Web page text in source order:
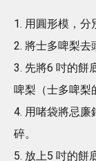
1. 用圓形模，分
2. 將士多啤梨去
3. 先將6 吋的餅
啤梨（士多啤梨
4. 用啫袋將忌廉
碎。
5. 放上5 吋的餅